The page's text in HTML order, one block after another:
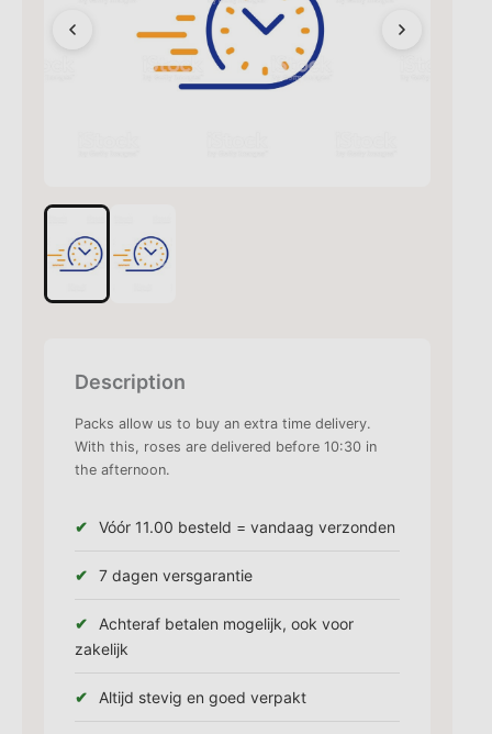
Description
Packs allow us to buy an extra time delivery.
With this, roses are delivered before 10:30 in
the afternoon.
Vóór 11.00 besteld = vandaag verzonden
7 dagen versgarantie
Achteraf betalen mogelijk, ook voor
zakelijk
Altijd stevig en goed verpakt